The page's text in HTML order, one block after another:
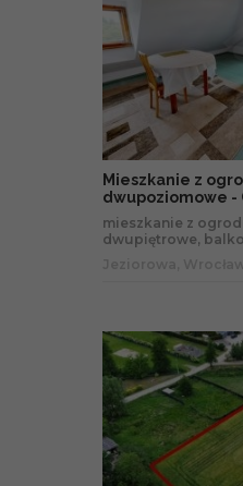
Mieszkanie z
dwupoziomowe -
mieszkanie z
dwupiętrowe,